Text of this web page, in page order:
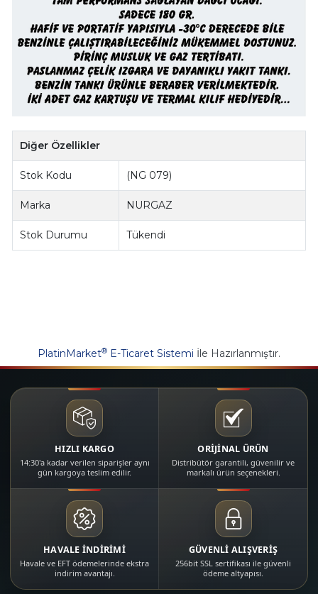
Diğer Özellikler
Stok Kodu (NG 079)
Marka NURGAZ
Stok Durumu Tükendi
PlatinMarket® E-Ticaret Sistemi İle Hazırlanmıştır.
HIZLI KARGO
14:30'a kadar verilen siparişler aynı
gün kargoya teslim edilir.
ORİJİNAL ÜRÜN
Distribütör garantili, güvenilir ve
markalı ürün seçenekleri.
HAVALE İNDİRİMİ
Havale ve EFT ödemelerinde ekstra
indirim avantajı.
GÜVENLİ ALIŞVERİŞ
256bit SSL sertifikası ile güvenli
ödeme altyapısı.